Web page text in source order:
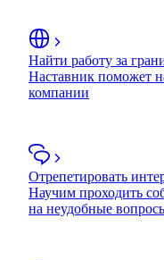
Найти работу за
Наставник поможет
компании
Отрепетировать
Научим проходить
на неудобные